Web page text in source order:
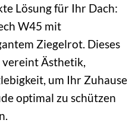
Lösung für Ihr Dach:
W45 mit
Ziegelrot. Dieses
vereint Ästhetik,
um Ihr Zuhause
optimal zu schützen